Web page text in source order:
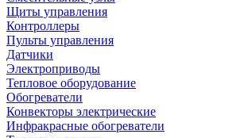
Щиты управления
Контроллеры
Пульты управления
Датчики
Электроприводы
Тепловое оборудование
Обогреватели
Конвекторы электрические
Инфракрасные обогреватели